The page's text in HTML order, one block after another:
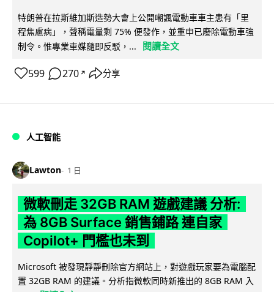
特朗普在拉斯維加斯造勢大會上公開嘲諷電動車車主患有「里
程焦慮病」，聲稱電量剩 75% 便發作，並重申已廢除電動車強
制令。惟專業車媒隨即反駁，...
閱讀全文
599 270 ↗ 分享
人工智能
Lawton 1 日
微軟刪走 32GB RAM 遊戲建議 分析:
為 8GB Surface 銷售鋪路 連自家
Copilot+ 門檻也未到
Microsoft 被發現靜靜刪除官方網站上，對遊戲玩家要為電腦配
置 32GB RAM 的建議。分析指微軟同時新推出的 8GB RAM 入